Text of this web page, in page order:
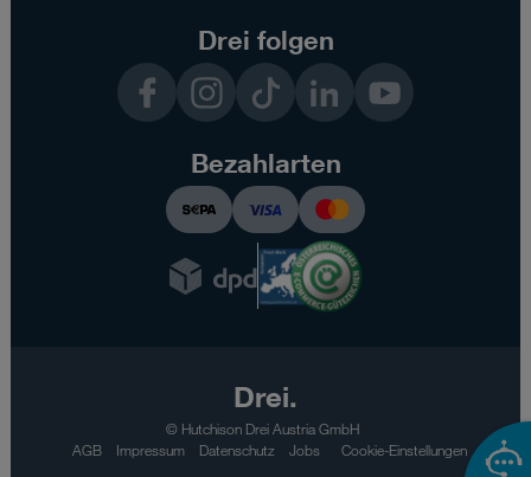
Drei folgen
InstagramTikTok LinkedInYouTube
Bezahlarten
Drei.
© Hutchison Drei Austria GmbH
AGB
Impressum Datenschutz Jobs Cookie-Einstellungen